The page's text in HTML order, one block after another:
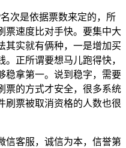
次是依据票数来定的，所
票速度比对手快。要集中大
其实就有俩种，一是增加买
正所谓要想马儿跑得快，
稳拿第一。说到稳字，需要
票的方式才安全，很多系统
刷票被取消资格的人数也很
信客服，诚信为本，信誉第